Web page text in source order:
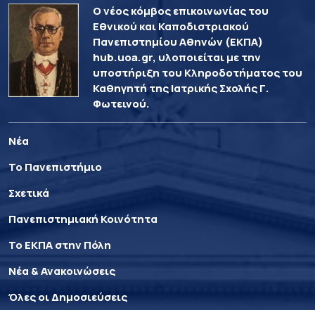
Ο νέος κόμβος επικοινωνίας του
Εθνικού και Καποδιστριακού
Πανεπιστημίου Αθηνών (ΕΚΠΑ)
hub.uoa.gr, υλοποιείται με την
υποστήριξη του Κληροδοτήματος του
Καθηγητή της Ιατρικής Σχολής Γ.
Φωτεινού.
Νέα
Το Πανεπιστήμιο
Σχετικά
Πανεπιστημιακή Κοινότητα
Το ΕΚΠΑ στην Πόλη
Νέα & Ανακοινώσεις
Όλες οι Δημοσιεύσεις